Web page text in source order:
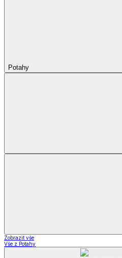
Potahy
Zobrazit vše
Vše z Potahy